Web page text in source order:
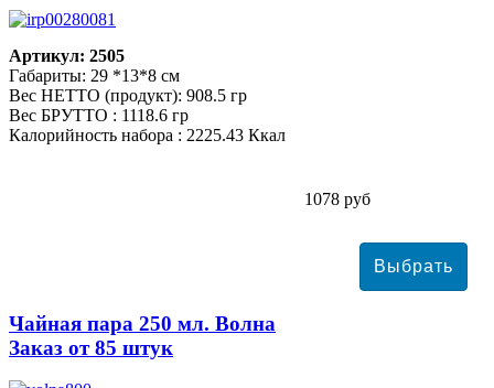
Артикул: 2505
Габариты: 29 *13*8 см
Вес НЕТТО (продукт): 908.5 гр
Вес БРУТТО : 1118.6 гр
Калорийность набора : 2225.43 Ккал
1078 руб
Чайная пара 250 мл. Волна
Заказ от 85 штук